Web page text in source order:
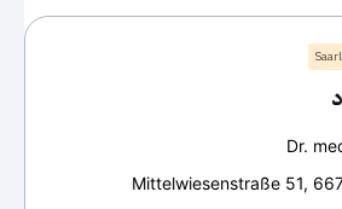
Dr.
Mittelwiesenstraße 51,